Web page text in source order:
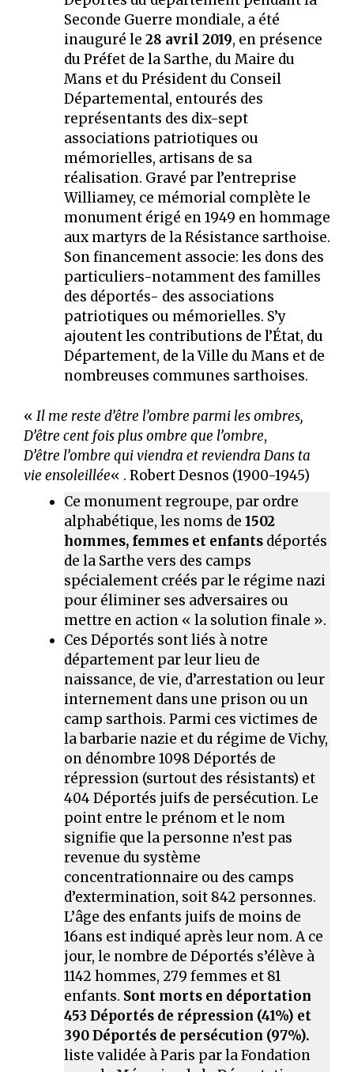
Seconde Guerre mondiale, a été
inauguré le 28 avril 2019, en présence
du Préfet de la Sarthe, du Maire du
Mans et du Président du Conseil
Départemental, entourés des
représentants des dix-sept
associations patriotiques ou
mémorielles, artisans de sa
réalisation. Gravé par l’entreprise
Williamey, ce mémorial complète le
monument érigé en 1949 en hommage
aux martyrs de la Résistance sarthoise.
Son financement associe: les dons des
particuliers-notamment des familles
des déportés- des associations
patriotiques ou mémorielles. S’y
ajoutent les contributions de l’État, du
Département, de la Ville du Mans et de
nombreuses communes sarthoises.
« Il me reste d’être l’ombre parmi les ombres,
D’être cent fois plus ombre que l’ombre,
D’être l’ombre qui viendra et reviendra Dans ta
vie ensoleillée« . Robert Desnos (1900-1945)
Ce monument regroupe, par ordre
alphabétique, les noms de 1502
hommes, femmes et enfants déportés
de la Sarthe vers des camps
spécialement créés par le régime nazi
pour éliminer ses adversaires ou
mettre en action « la solution finale ».
Ces Déportés sont liés à notre
département par leur lieu de
naissance, de vie, d’arrestation ou leur
internement dans une prison ou un
camp sarthois. Parmi ces victimes de
la barbarie nazie et du régime de Vichy,
on dénombre 1098 Déportés de
répression (surtout des résistants) et
404 Déportés juifs de persécution. Le
point entre le prénom et le nom
signifie que la personne n’est pas
revenue du système
concentrationnaire ou des camps
d’extermination, soit 842 personnes.
L’âge des enfants juifs de moins de
16ans est indiqué après leur nom. A ce
jour, le nombre de Déportés s’élève à
1142 hommes, 279 femmes et 81
enfants. Sont morts en déportation
453 Déportés de répression (41%) et
390 Déportés de persécution (97%).
liste validée à Paris par la Fondation